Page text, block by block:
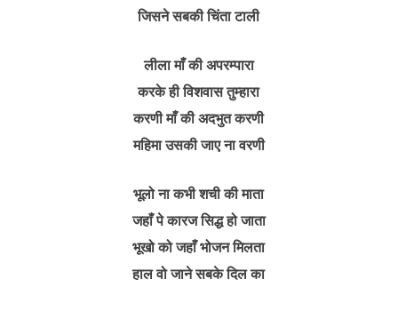
जिसने सबकी चिंता टाली
लीला माँ की अपरम्पारा
करके ही विशवास तुम्हारा
करणी माँ की अदभुत करणी
महिमा उसकी जाए ना वरणी
भूलो ना कभी शची की माता
जहाँ पे कारज सिद्ध हो जाता
भूखो को जहाँ भोजन मिलता
हाल वो जाने सबके दिल का